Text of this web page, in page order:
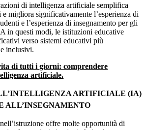
di intelligenza artificiale semplifica
migliora significativamente l’esperienza di
e l’esperienza di insegnamento per gli
in questi modi, le istituzioni educative
verso sistemi educativi più
inclusivi.
di tutti i giorni: comprendere
artificiale.
ARTIFICIALE (IA)
ALL’INSEGNAMENTO
offre molte opportunità di